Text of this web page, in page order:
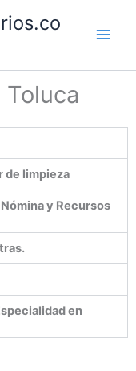
de limpieza
y Recursos
en